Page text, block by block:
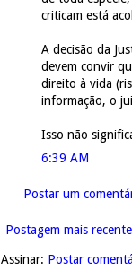
criticam está
A decisão da
devem convir
direito à vida
informação, o
Isso não
6:39 AM
Postar um
Postagem mais recente
Assinar: Postar